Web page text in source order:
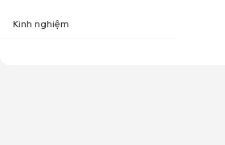
Kinh nghiệm